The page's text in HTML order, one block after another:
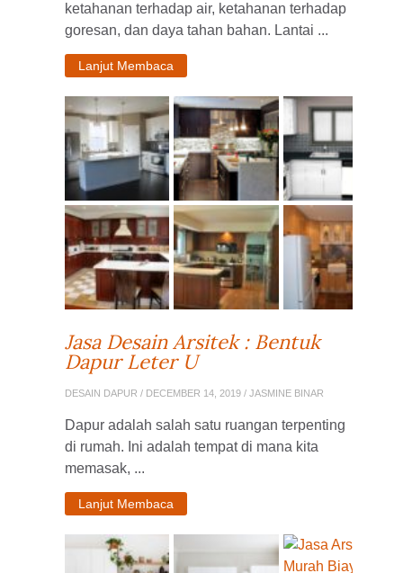
ketahanan terhadap air, ketahanan terhadap
goresan, dan daya tahan bahan. Lantai ...
Lanjut Membaca
Jasa Desain Arsitek : Bentuk
Dapur Leter U
DESAIN DAPUR / DECEMBER 14, 2019 / JASMINE BINAR
Dapur adalah salah satu ruangan terpenting
di rumah. Ini adalah tempat di mana kita
memasak, ...
Lanjut Membaca